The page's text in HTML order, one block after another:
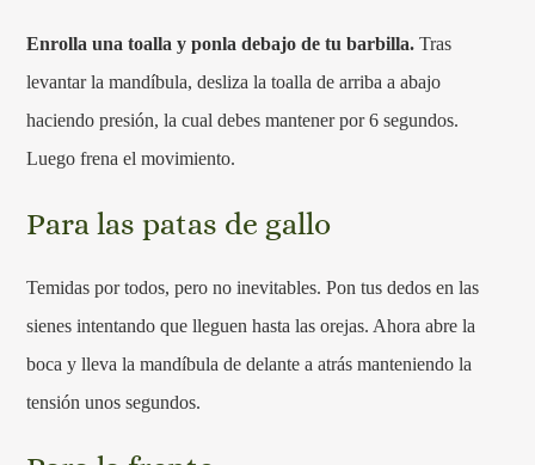
Enrolla una toalla y ponla debajo de tu barbilla. Tras
levantar la mandíbula, desliza la toalla de arriba a abajo
haciendo presión, la cual debes mantener por 6 segundos.
Luego frena el movimiento.
Para las patas de gallo
Temidas por todos, pero no inevitables. Pon tus dedos en las
sienes intentando que lleguen hasta las orejas. Ahora abre la
boca y lleva la mandíbula de delante a atrás manteniendo la
tensión unos segundos.